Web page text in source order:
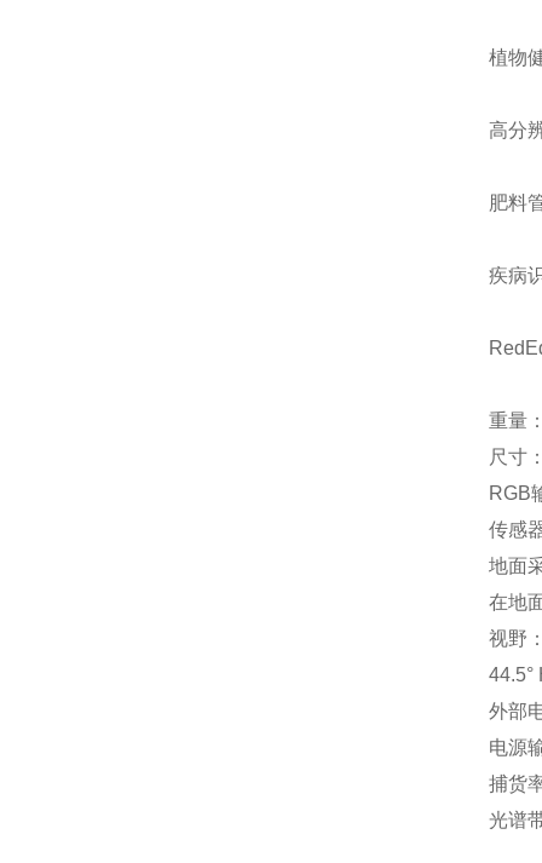
植物
高分
肥料
疾病
重量
尺寸
RGB
传感
地面
在地
视野
44.5°
外部
电源
捕货
光谱